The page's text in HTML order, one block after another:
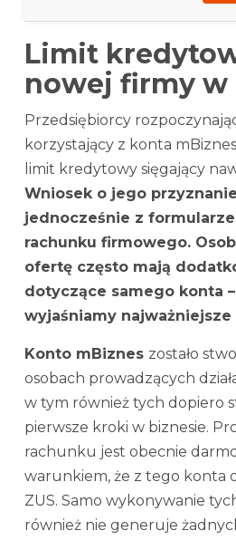
Limit
nowej firmy w
Przedsiębiorcy
korzystający z konta
limit kredytowy sięgający
Wniosek o jego
jednocześnie z
rachunku firmowego.
ofertę często mają
dotyczące samego konta
wyjaśniamy najważniejsze
Konto mBiznes zostało
osobach prowadzących
w tym również tych dopiero
pierwsze kroki w biznesie.
rachunku jest obecnie
warunkiem, że z tego konta
ZUS. Samo wykonywanie
również nie generuje